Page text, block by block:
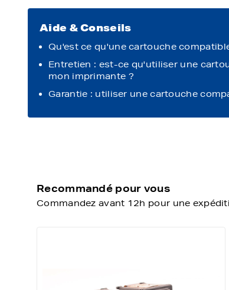
Aide & Conseils
Qu'est ce qu'une cartouche
Entretien : est-ce qu'utiliser une
mon imprimante ?
Garantie : utiliser une cartouche
Recommandé pour vous
Commandez avant 12h pour une